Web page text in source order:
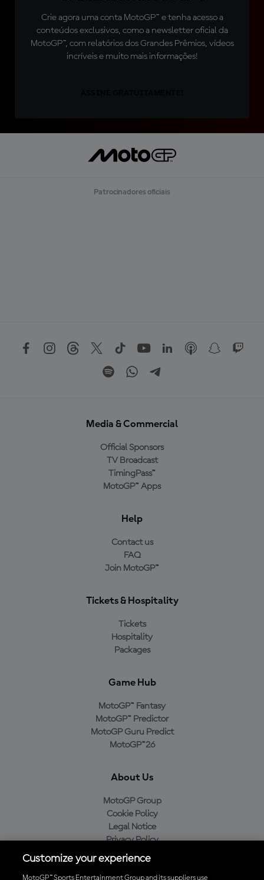
Crie agora uma conta MotoGP™ e tenha acesso a
conteúdos exclusivos, como a newsletter oficial da
MotoGP™, com relatórios dos Grandes Prêmios, vídeos
incríveis e muito mais informações!
Patrocinadores oficiais
Media & Commercial
Official Sponsors
TV Broadcast
TimingPass™
MotoGP™ Apps
Help
Contact us
FAQ
Join MotoGP™
Tickets & Hospitality
Tickets
Hospitality
Packages
Game Hub
MotoGP™ Fantasy
MotoGP™ Predictor
MotoGP Guru Predict
MotoGP™26
About Us
MotoGP Group
Cookie Policy
Legal Notice
Privacy Policy
Purchase Policy
Customize your experience
MotoGP™ Sports Entertainment Group and its suppliers use